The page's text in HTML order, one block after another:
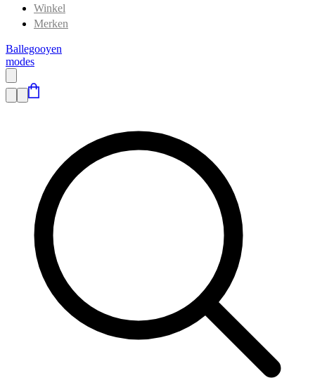
Winkel
Merken
Ballegooyen
modes